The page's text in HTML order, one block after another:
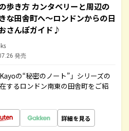
歩き方 カンタベリーと周辺の
な田舎町へ～ロンドンからの日
さんぽガイド♪
発売
の“秘密のノート”」シリーズの
するロンドン南東の田舎町をご紹
詳細を見る